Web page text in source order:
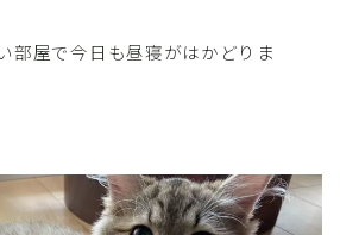
部屋で今日も昼寝がはかどりま